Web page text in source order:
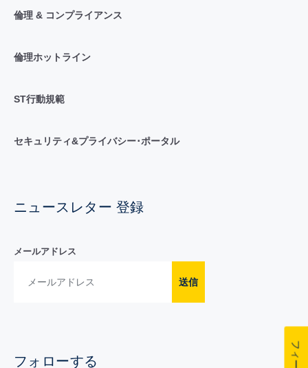
倫理 & コンプライアンス
倫理ホットライン
ST行動規範
セキュリティ&プライバシー･ポータル
ニュースレター 登録
メールアドレス
送信
フォローする